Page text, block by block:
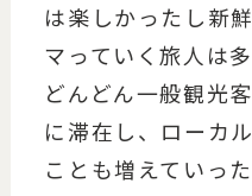
は楽しかったし新
マっていく旅人は多
どんどん一般観光
に滞在し、ローカ
ことも増えていった